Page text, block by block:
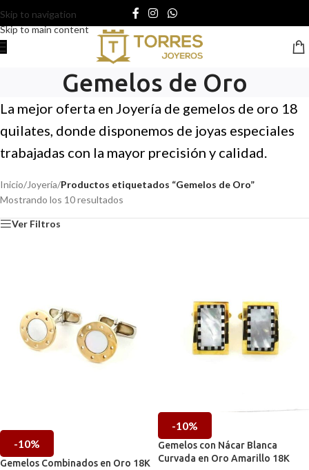
Skip to navigation
Skip to main content
Gemelos de Oro
La mejor oferta en Joyería de gemelos de oro 18
quilates, donde disponemos de joyas especiales
trabajadas con la mayor precisión y calidad.
Inicio/Joyería/Productos etiquetados “Gemelos de Oro”
Mostrando los 10 resultados
Ver Filtros
-10%
Gemelos Combinados en Oro 18K
-10%
Gemelos con Nácar Blanca
Curvada en Oro Amarillo 18K